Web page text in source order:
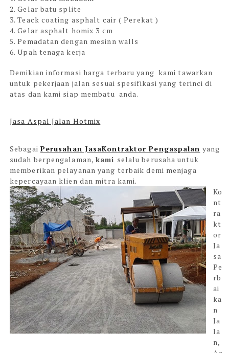
2. Gelar batu splite
3. Teack coating asphalt cair ( Perekat )
4. Gelar asphalt homix 3 cm
5. Pemadatan dengan mesinn walls
6. Upah tenaga kerja
Demikian informasi harga terbaru yang kami tawarkan
untuk pekerjaan jalan sesuai spesifikasi yang terinci di
atas dan kami siap membatu anda.
Jasa Aspal Jalan Hotmix
Sebagai Perusahan JasaKontraktor Pengaspalan yang
sudah berpengalaman,kami selalu berusaha untuk
memberikan pelayanan yang terbaik demi menjaga
kepercayaan klien dan mitra kami.
Ko
nt
ra
kt
or
Ja
sa
Pe
rb
ai
ka
n
Ja
la
n,